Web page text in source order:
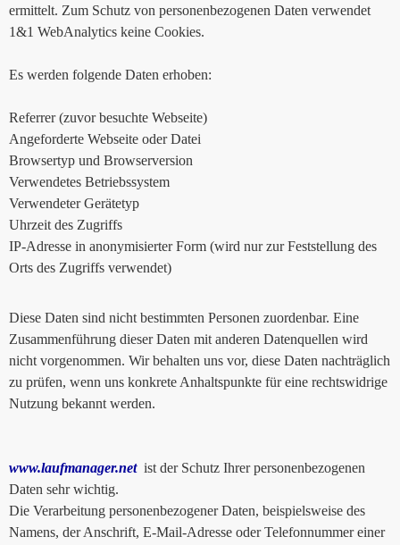
ermittelt. Zum Schutz von personenbezogenen Daten verwendet
1&1 WebAnalytics keine Cookies.
Es werden folgende Daten erhoben:
Referrer (zuvor besuchte Webseite)
Angeforderte Webseite oder Datei
Browsertyp und Browserversion
Verwendetes Betriebssystem
Verwendeter Gerätetyp
Uhrzeit des Zugriffs
IP-Adresse in anonymisierter Form (wird nur zur Feststellung des
Orts des Zugriffs verwendet)
Diese Daten sind nicht bestimmten Personen zuordenbar. Eine
Zusammenführung dieser Daten mit anderen Datenquellen wird
nicht vorgenommen. Wir behalten uns vor, diese Daten nachträglich
zu prüfen, wenn uns konkrete Anhaltspunkte für eine rechtswidrige
Nutzung bekannt werden.
www.laufmanager.netist der Schutz Ihrer personenbezogenen
Daten sehr wichtig.
Die Verarbeitung personenbezogener Daten, beispielsweise des
Namens, der Anschrift, E-Mail-Adresse oder Telefonnummer einer